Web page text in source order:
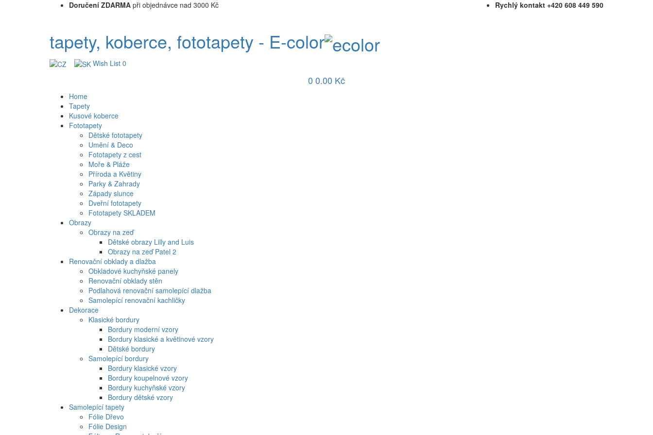
Doručení ZDARMA při objednávce nad 3000 Kč Rychlý kontakt +420 608 449 590
tapety, koberce, fototapety - E-color
Wish List 0
0 0.00 Kč
Home
Tapety
Kusové koberce
Fototapety
Dětské fototapety
Umění & Deco
Fototapety z cest
Moře & Pláže
Příroda a Květiny
Parky & Zahrady
Západy slunce
Dveřní fototapety
Fototapety SKLADEM
Obrazy
Obrazy na zeď
Dětské obrazy Lilly and Luis
Obrazy na zeď Patel 2
Renovační obklady a dlažba
Obkladové kuchyňské panely
Renovační obklady stěn
Podlahová renovační samolepící dlažba
Samolepící renovační kachličky
Dekorace
Klasické bordury
Bordury moderní vzory
Bordury klasické a květinové vzory
Dětské bordury
Samolepící bordury
Bordury klasické vzory
Bordury koupelnové vzory
Bordury kuchyňské vzory
Bordury dětské vzory
Samolepící tapety
Fólie Dřevo
Fólie Design